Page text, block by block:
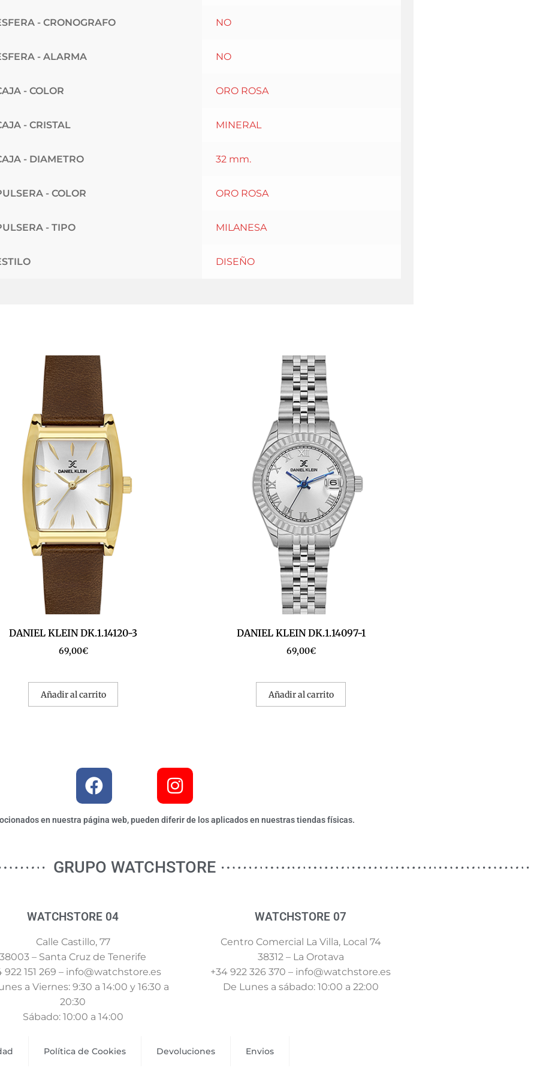
- CRONOGRAFO NO
- ALARMA NO
- COLOR ORO ROSA
- CRISTAL MINERAL
- DIAMETRO 32 mm.
- COLOR ORO ROSA
- TIPO MILANESA
DISEÑO
DANIEL KLEIN DK.1.14120-3
69,00€
Añadir al carrito
DANIEL KLEIN DK.1.14097-1
69,00€
Añadir al carrito
en nuestra página web, pueden diferir de los aplicados en nuestras tiendas físicas.
GRUPO WATCHSTORE
WATCHSTORE 04
Calle Castillo, 77
38003 – Santa Cruz de Tenerife
922 151 269 – info@watchstore.es
a Viernes: 9:30 a 14:00 y 16:30 a
20:30
Sábado: 10:00 a 14:00
WATCHSTORE 07
Centro Comercial La Villa, Local 74
38312 – La Orotava
+34 922 326 370 – info@watchstore.es
De Lunes a sábado: 10:00 a 22:00
Política de Cookies Devoluciones Envios